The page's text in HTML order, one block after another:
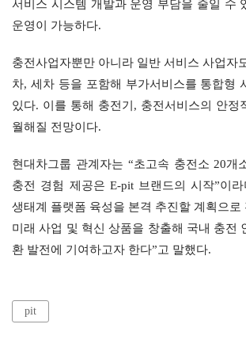
서비스 시스템 개발과 운영 부담을 줄일 수
운영이 가능하다.
충전사업자뿐만 아니라 일반 서비스 사업자
차, 세차 등을 포함해 부가서비스를 통합형
있다. 이를 통해 충전기, 충전서비스의 안정
월해질 전망이다.
현대차그룹 관계자는 “초고속 충전소 20개
충전 경험 제공은 E-pit 브랜드의 시작”이
생태계 플랫폼 육성을 본격 추진할 계획으로
미래 사업 및 혁신 상품을 창출해 국내 충전
환 발전에 기여하고자 한다”고 말했다.
pit